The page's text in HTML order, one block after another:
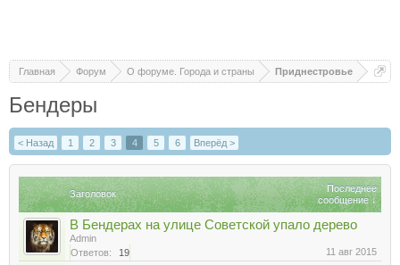
Главная Форум О форуме. Города и страны Приднестровье
Бендеры
< Назад 1 2 3 4 5 6 Вперёд >
Заголовок
Последнее
сообщение ↓
В Бендерах на улице Советской упало дерево
Admin
Ответов:
19 11 авг 2015